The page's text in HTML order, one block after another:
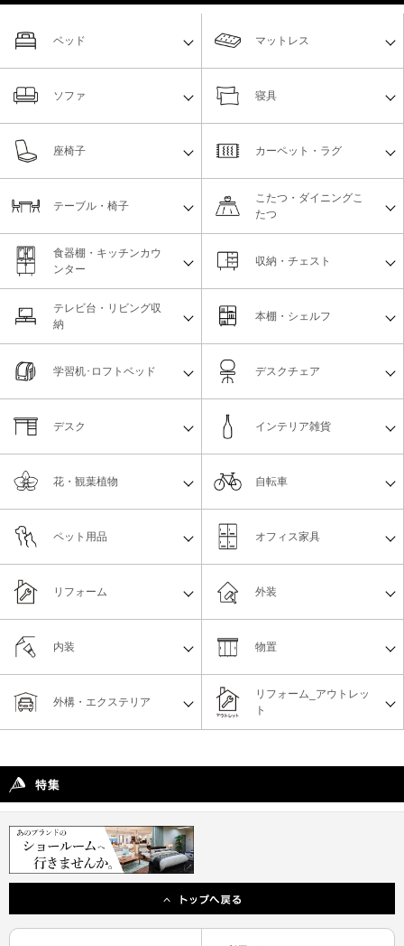
ベッド マットレス
ソファ 寝具
座椅子 カーペット・ラグ
テーブル・椅子
こたつ・ダイニングこ
たつ
食器棚・キッチンカウ
ンター
収納・チェスト
テレビ台・リビング収
納
本棚・シェルフ
学習机･ロフトベッド デスクチェア
デスク インテリア雑貨
花・観葉植物 自転車
ペット用品 オフィス家具
リフォーム
リフォーム_アウトレッ
ト
物置
外構・エクステリア
外装
内装